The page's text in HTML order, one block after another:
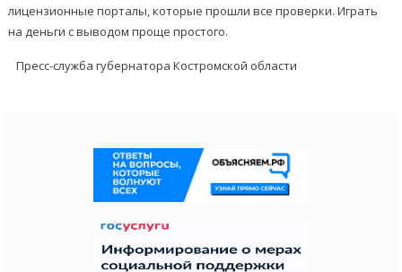
лицензионные порталы, которые прошли все проверки. Играть
на деньги с выводом проще простого.
Пресс-служба губернатора Костромской области